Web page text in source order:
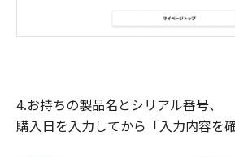
4.お持ちの製品名とシリアル番号、
購入日を入力してから「入力内容を